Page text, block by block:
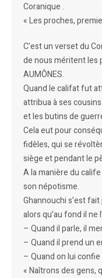
Coranique .
« Les proches,
C’est un verset du
de nous méritent les
AUMÔNES.
Quand le califat fut
attribua à ses
et les butins de
Cela eut pour
fidèles, qui se
siège et pendant le
A la manière du
son népotisme.
Ghannouchi s’est
alors qu’au fond il ne
– Quand il parle, il
– Quand il prend un
– Quand on lui
« Naîtrons des gens,